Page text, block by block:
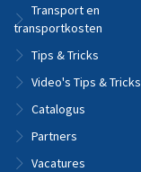
Transport en
transportkosten
Tips & Tricks
Video's Tips & Tricks
Catalogus
Partners
Vacatures